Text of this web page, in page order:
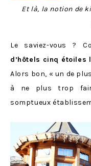
Et là, la notion de
Le saviez-vous ?
d’hôtels cinq étoiles
Alors bon, « un de
à ne plus trop
somptueux